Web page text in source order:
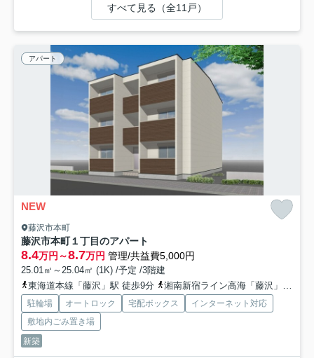
すべて見る（全11戸）
アパート
NEW
藤沢市本町
藤沢市本町１丁目のアパート
8.4万円～8.7万円 管理/共益費5,000円
25.01㎡～25.04㎡ (1K) /予定 /3階建
東海道本線「藤沢」駅 徒歩9分
湘南新宿ライン高海「藤沢」駅 徒歩9分
駐輪場 オートロック 宅配ボックス
インターネット対応
敷地内ごみ置き場
新築